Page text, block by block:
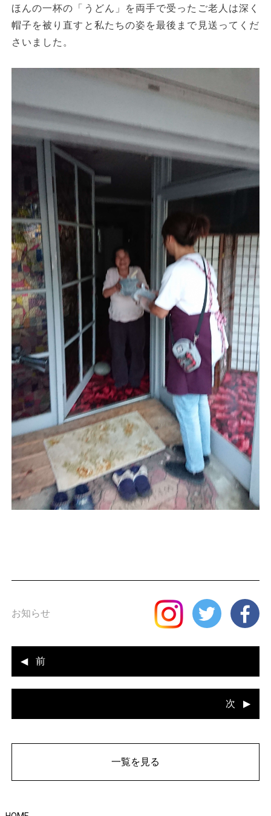
ほんの一杯の「うどん」を両手で受ったご老人は深く
帽子を被り直すと私たちの姿を最後まで見送ってくだ
さいました。
お知らせ
前
次
一覧を見る